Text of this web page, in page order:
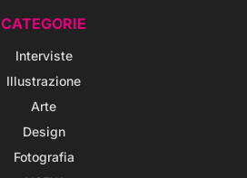
CATEGORIE
Interviste
Illustrazione
Arte
Design
Fotografia